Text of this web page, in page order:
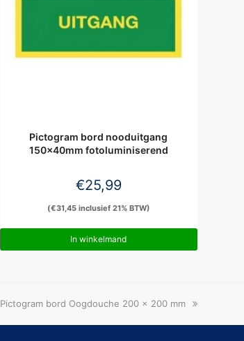
Pictogram bord nooduitgang
150x40mm fotoluminiserend
€25,99
(€31,45inclusief 21% BTW)
In winkelmand
next
Pictogram bord Oogdouche 200 x 200 mm